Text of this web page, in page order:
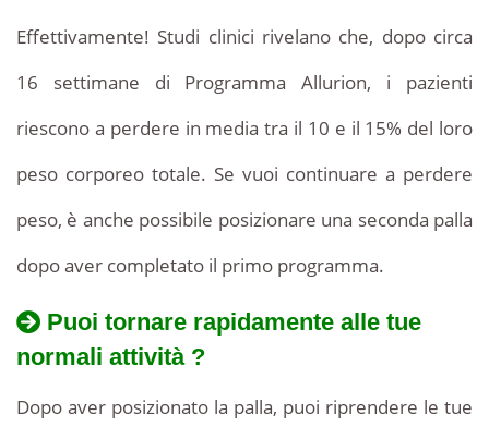
Effettivamente! Studi clinici rivelano che, dopo circa
16 settimane di Programma Allurion, i pazienti
riescono a perdere in media tra il 10 e il 15% del loro
peso corporeo totale. Se vuoi continuare a perdere
peso, è anche possibile posizionare una seconda palla
dopo aver completato il primo programma.
Puoi tornare rapidamente alle tue
normali attività ?
Dopo aver posizionato la palla, puoi riprendere le tue